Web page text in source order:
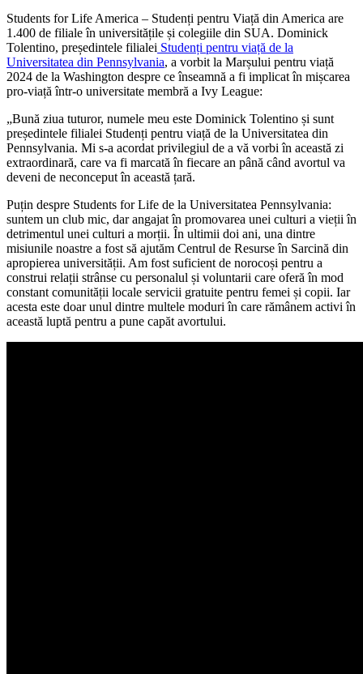
Students for Life America – Studenți pentru Viață din America are
1.400 de filiale în universitățile și colegiile din SUA. Dominick
Tolentino, președintele filialei Studenți pentru viață de la
Universitatea din Pennsylvania, a vorbit la Marșului pentru viață
2024 de la Washington despre ce înseamnă a fi implicat în mișcarea
pro-viață într-o universitate membră a Ivy League:
„Bună ziua tuturor, numele meu este Dominick Tolentino și sunt
președintele filialei Studenți pentru viață de la Universitatea din
Pennsylvania. Mi s-a acordat privilegiul de a vă vorbi în această zi
extraordinară, care va fi marcată în fiecare an până când avortul va
deveni de neconceput în această țară.
Puțin despre Students for Life de la Universitatea Pennsylvania:
suntem un club mic, dar angajat în promovarea unei culturi a vieții în
detrimentul unei culturi a morții. În ultimii doi ani, una dintre
misiunile noastre a fost să ajutăm Centrul de Resurse în Sarcină din
apropierea universității. Am fost suficient de norocoși pentru a
construi relații strânse cu personalul și voluntarii care oferă în mod
constant comunității locale servicii gratuite pentru femei și copii. Iar
acesta este doar unul dintre multele moduri în care rămânem activi în
această luptă pentru a pune capăt avortului.